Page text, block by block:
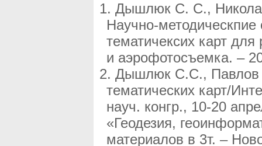
Дышлюк С. С.,
Научно-
тематичексих карт
и аэрофотосъемка. –
Дышлюк С.С., Павлов
тематических карт/
науч. конгр., 10-20
«Геодезия,
материалов в 3т. –